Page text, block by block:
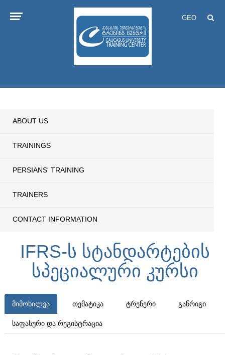
GEO
ABOUT US
TRAININGS
PERSIANS' TRAINING
TRAINERS
CONTACT INFORMATION
IFRS-Ს ᲡᲢᲐᲜᲓᲐᲠᲢᲔᲑᲘᲡ
ᲡᲞᲔᲪᲘᲐᲚᲣᲠᲘ ᲙᲣᲠᲡᲘ
ᲛᲘᲛᲝᲮᲘᲚᲕᲐ ᲗᲔᲛᲐᲢᲘᲙᲐ ᲢᲠᲔᲜᲔᲠᲘ ᲒᲐᲜᲠᲘᲒᲘ
ᲡᲐᲤᲐᲡᲣᲠᲘ ᲓᲐ ᲠᲔᲒᲘᲡᲢᲠᲐᲪᲘᲐ